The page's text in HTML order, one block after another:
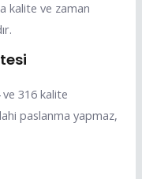
kalite ve zaman
ve 316 kalite
paslanma yapmaz,